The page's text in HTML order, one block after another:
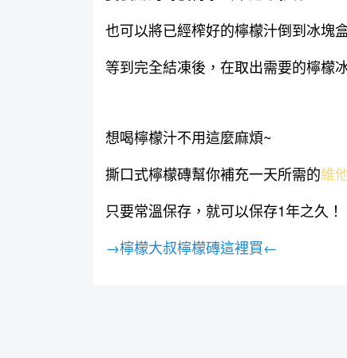
也可以將已經榨好的檸檬汁倒到冰塊
等到完全結凍後，在取出需要的檸檬
想喝檸檬汁不用這麼麻煩~
撕口式檸檬磚幫你補充一天所需的維
只要常溫保存，就可以保存1年之久！
→檸檬大叔檸檬磚這裡買←